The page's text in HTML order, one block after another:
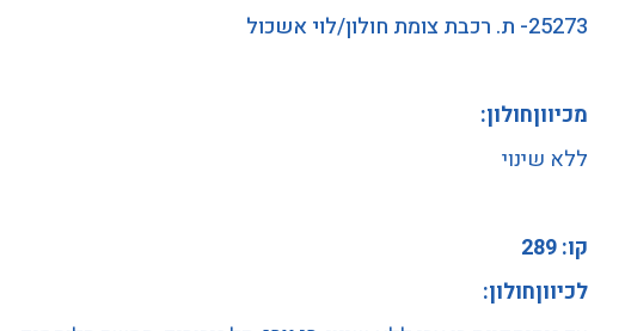
25273- ת. רכבת צומת חולון/לוי אשכול
מכיווןחולון:
ללא שינוי
קו: 289
לכיווןחולון: